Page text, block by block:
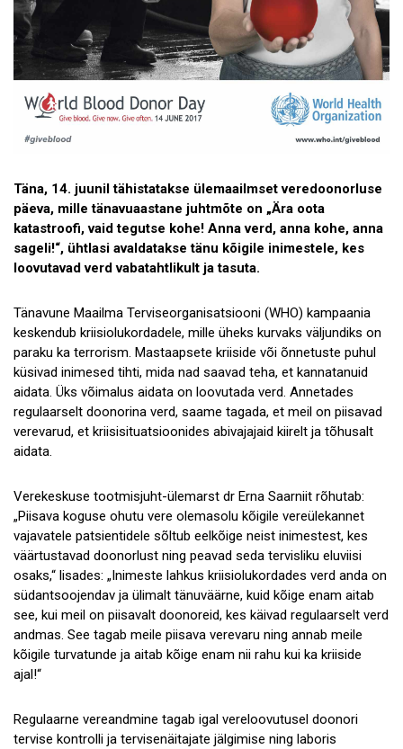
Täna, 14. juunil tähistatakse ülemaailmset veredoonorluse
päeva, mille tänavuaastane juhtmõte on „Ära oota
katastroofi, vaid tegutse kohe! Anna verd, anna kohe, anna
sageli!“, ühtlasi avaldatakse tänu kõigile inimestele, kes
loovutavad verd vabatahtlikult ja tasuta.
Tänavune Maailma Terviseorganisatsiooni (WHO) kampaania
keskendub kriisiolukordadele, mille üheks kurvaks väljundiks on
paraku ka terrorism. Mastaapsete kriiside või õnnetuste puhul
küsivad inimesed tihti, mida nad saavad teha, et kannatanuid
aidata. Üks võimalus aidata on loovutada verd. Annetades
regulaarselt doonorina verd, saame tagada, et meil on piisavad
verevarud, et kriisisituatsioonides abivajajaid kiirelt ja tõhusalt
aidata.
Verekeskuse tootmisjuht-ülemarst dr Erna Saarniit rõhutab:
„Piisava koguse ohutu vere olemasolu kõigile vereülekannet
vajavatele patsientidele sõltub eelkõige neist inimestest, kes
väärtustavad doonorlust ning peavad seda tervisliku eluviisi
osaks,“ lisades: „Inimeste lahkus kriisiolukordades verd anda on
südantsoojendav ja ülimalt tänuväärne, kuid kõige enam aitab
see, kui meil on piisavalt doonoreid, kes käivad regulaarselt verd
andmas. See tagab meile piisava verevaru ning annab meile
kõigile turvatunde ja aitab kõige enam nii rahu kui ka kriiside
ajal!“
Regulaarne vereandmine tagab igal vereloovutusel doonori
tervise kontrolli ja tervisenäitajate jälgimise ning laboris